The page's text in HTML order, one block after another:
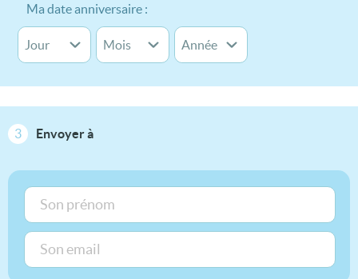
Ma date anniversaire :
3 Envoyer à